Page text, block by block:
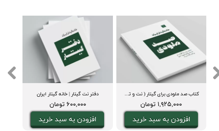
دفتر نت گیتار | خانه گیتار ایران
۶۰۰,۰۰۰ تومان
افزودن به سبد خرید
کتاب صد ملودی برای گیتار ( نت و تبلچر، آکورد، ویدیوی اجرا و بکینگ ترک)
۱,۹۲۵,۰۰۰ تومان
افزودن به سبد خرید